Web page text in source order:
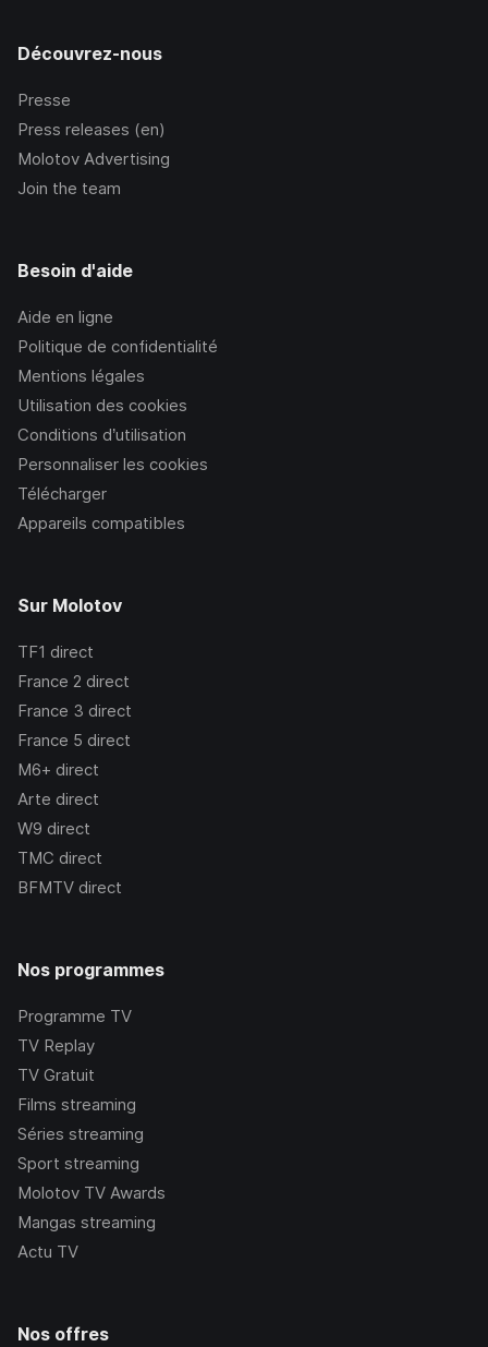
Découvrez-nous
Presse
Press releases (en)
Molotov Advertising
Join the team
Besoin d'aide
Aide en ligne
Politique de confidentialité
Mentions légales
Utilisation des cookies
Conditions d’utilisation
Personnaliser les cookies
Télécharger
Appareils compatibles
Sur Molotov
TF1 direct
France 2 direct
France 3 direct
France 5 direct
M6+ direct
Arte direct
W9 direct
TMC direct
BFMTV direct
Nos programmes
Programme TV
TV Replay
TV Gratuit
Films streaming
Séries streaming
Sport streaming
Molotov TV Awards
Mangas streaming
Actu TV
Nos offres